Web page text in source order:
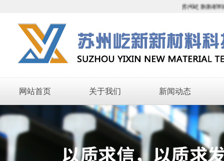
苏州屹新新材料科技
网站首页 关于我们 新闻动态